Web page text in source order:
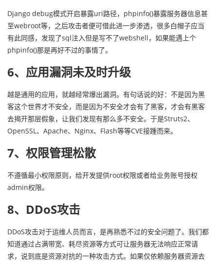
Django debug模式开启暴露uri路径，phpinfo()暴露服务器信息甚
至webroot等，之后攻击者便可借此进一步渗透，很多白帽子应当
有此同感，发现了sql注入但是写不了webshell，如果能遇上个
phpinfo()那是再好不过的事情了。
6、应用漏洞未及时升级
越是通用的应用，就越经常爆出漏洞。有句话说的好：不是因为黑
客这个世界才不安全，而是因为不安全才会有了黑客，才会有黑客
去揭开那层假象，让我们发现有那么多不安全。于是Struts2、
OpenSSL、Apache、Nginx、Flash等等CVE接踵而来。
7、权限管理松散
不遵循最小权限原则，给开发提供root权限或者给业务账号授权
admin权限。
8、DDoS攻击
DDoS攻击对于运维人员而言，是再熟悉不过的安全问题了。我们都
知道通过占满带宽、耗尽资源等方式可让服务器无法响应正常请
求，说到底是资源对抗的一种攻击方式。如果仅依赖服务器资源去